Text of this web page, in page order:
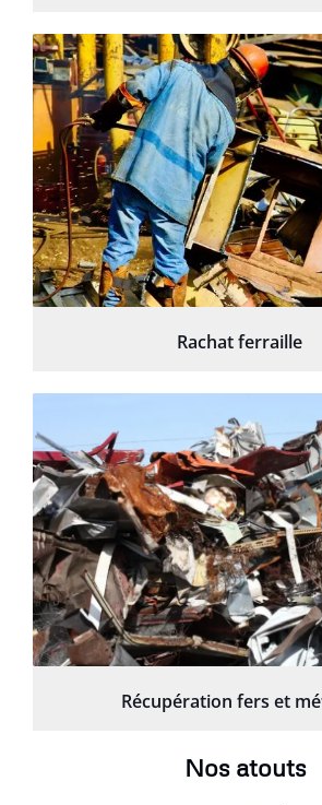
Rachat ferraille
Récupération fers et
Nos atouts